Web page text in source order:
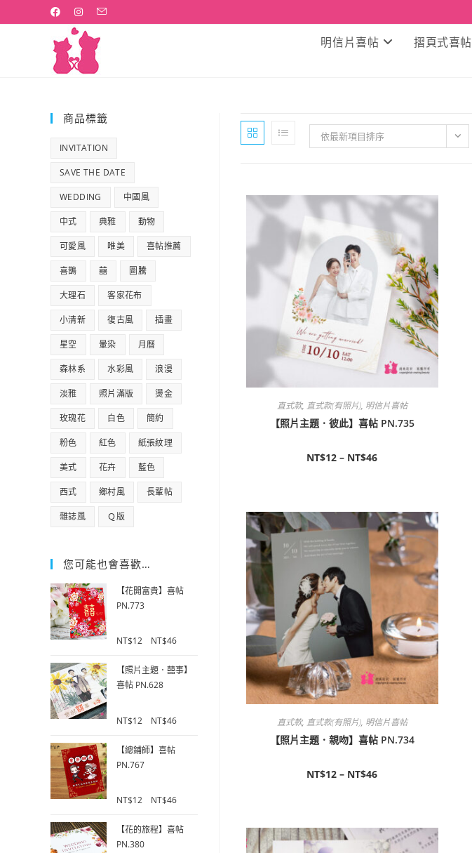
to
明信片喜帖 摺頁式喜帖
依最新項目排序
直式款, 直式款(有照片), 明信片喜帖
【照片主題．彼此】喜帖 PN.735
NT$12 – NT$46
直式款, 直式款(有照片), 明信片喜帖
【照片主題．親吻】喜帖 PN.734
NT$12 – NT$46
商品標籤
INVITATION
SAVE THE DATE
WEDDING 中國風
中式 典雅 動物
可愛風 唯美 喜帖推薦
喜鵲 囍 圖騰
大理石 客家花布
小清新 復古風 插畫
星空 暈染 月曆
森林系 水彩風 浪漫
淡雅 照片滿版 燙金
玫瑰花 白色 簡約
粉色 紅色 紙張紋理
美式 花卉 藍色
西式 鄉村風 長輩帖
雜誌風 Ｑ版
您可能也會喜歡…
【花開富貴】喜帖
PN.773
o
NT$12 NT$46
【照片主題．囍事】
喜帖 PN.628
o
5
NT$12 NT$46
【總鋪師】喜帖
PN.767
o
NT$12 NT$46
【花的旅程】喜帖
PN.380